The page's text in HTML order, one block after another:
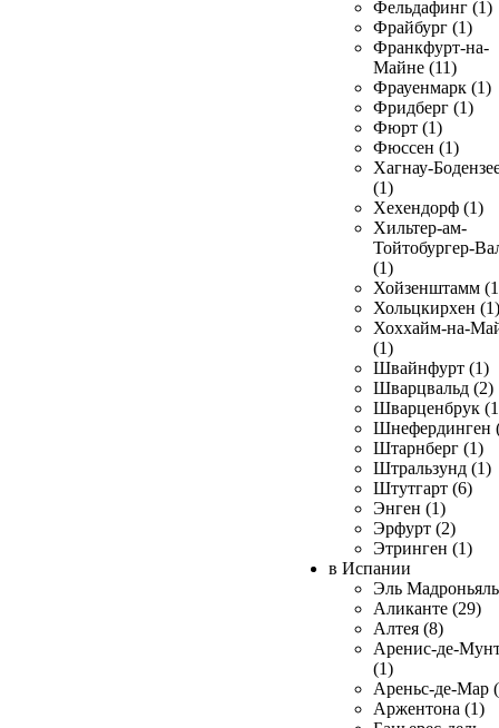
Фельдафинг (1)
Фрайбург (1)
Франкфурт-на-
Майне (11)
Фрауенмарк (1)
Фридберг (1)
Фюрт (1)
Фюссен (1)
Хагнау-
(1)
Хехендорф (1)
Хильтер-ам-
Тойтобургер-
(1)
Хойзенштамм
Хольцкирхен (1)
Хоххайм-на-
(1)
Швайнфурт (1)
Шварцвальд (2)
Шварценбрук
Шнефердинген
Штарнберг (1)
Штральзунд (1)
Штутгарт (6)
Энген (1)
Эрфурт (2)
Этринген (1)
в Испании
Эль
Аликанте (29)
Алтея (8)
Аренис-де-
(1)
Ареньс-де-Мар
Аржентона (1)